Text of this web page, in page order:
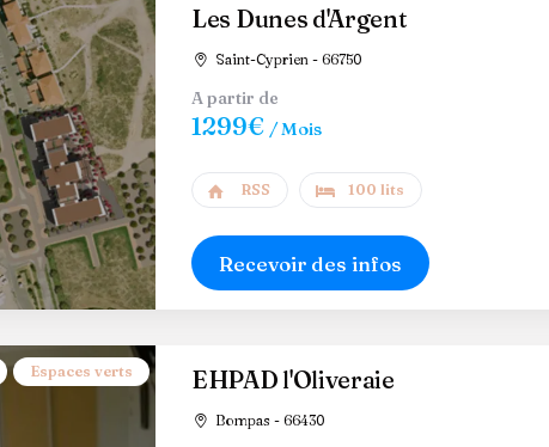
Les Dunes d'Argent
Saint-Cyprien - 66750
A partir de
1299€ / Mois
RSS 100 lits
Recevoir des infos
Espaces verts EHPAD l'Oliveraie
Bompas - 66430